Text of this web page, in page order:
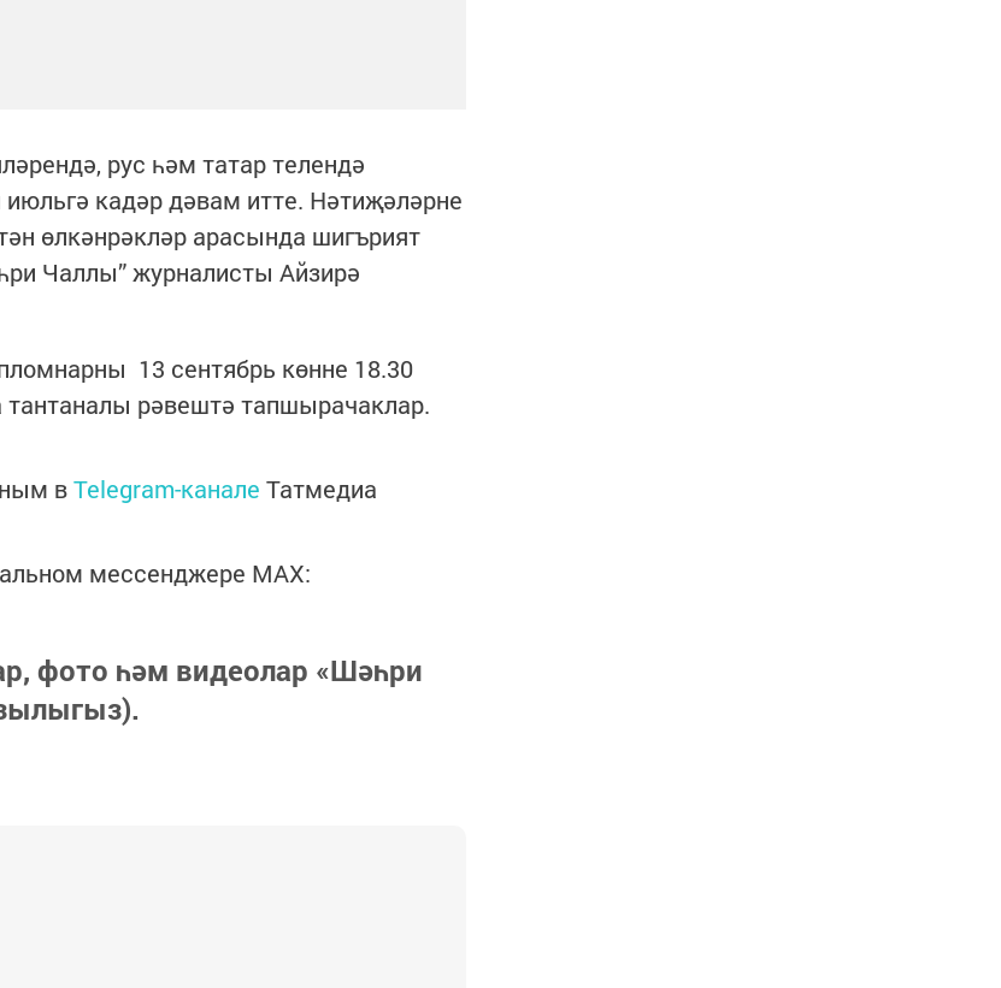
рус һәм татар телендә
кадәр дәвам итте. Нәтиҗәләрне
өлкәнрәкләр арасында шигърият
Чаллы” журналисты Айзирә
13 сентябрь көнне 18.30
рәвештә тапшырачаклар.
вTelegram-канале Татмедиа
мессенджере MАХ:
фото һәм видеолар «Шәһри